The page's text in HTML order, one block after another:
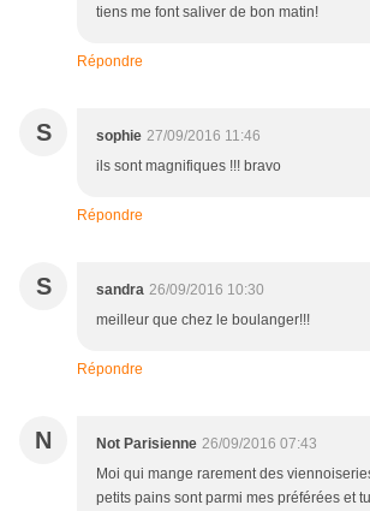
tiens me font saliver de bon matin!
Répondre
S sophie 27/09/2016 11:46
ils sont magnifiques !!! bravo
Répondre
S sandra 26/09/2016 10:30
meilleur que chez le boulanger!!!
Répondre
N Not Parisienne 26/09/2016 07:43
Moi qui mange rarement des
petits pains sont parmi mes préférées et